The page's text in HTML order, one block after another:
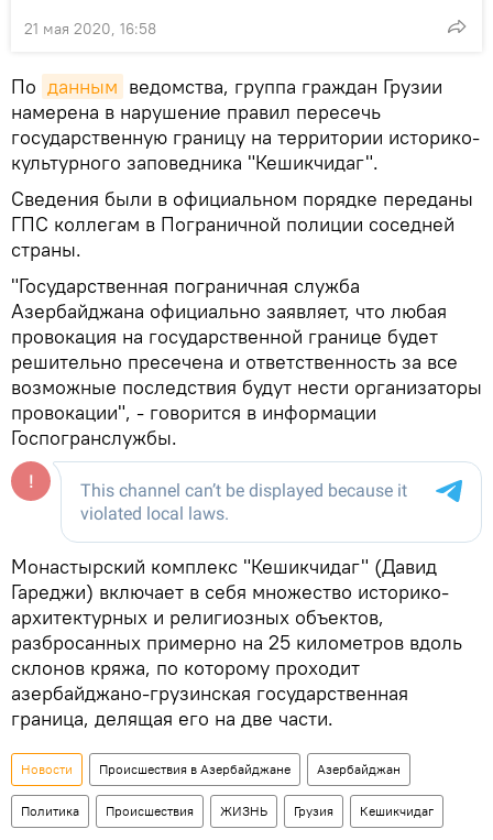
21 мая 2020, 16:58
По данным ведомства, группа граждан Грузии
намерена в нарушение правил пересечь
государственную границу на территории историко-
культурного заповедника "Кешикчидаг".
Сведения были в официальном порядке переданы
ГПС коллегам в Пограничной полиции соседней
страны.
"Государственная пограничная служба
Азербайджана официально заявляет, что любая
провокация на государственной границе будет
решительно пресечена и ответственность за все
возможные последствия будут нести организаторы
провокации", - говорится в информации
Госпогранслужбы.
Монастырский комплекс "Кешикчидаг" (Давид
Гареджи) включает в себя множество историко-
архитектурных и религиозных объектов,
разбросанных примерно на 25 километров вдоль
склонов кряжа, по которому проходит
азербайджано-грузинская государственная
граница, делящая его на две части.
Новости Происшествия в Азербайджане Азербайджан
Политика Происшествия ЖИЗНЬ Грузия Кешикчидаг